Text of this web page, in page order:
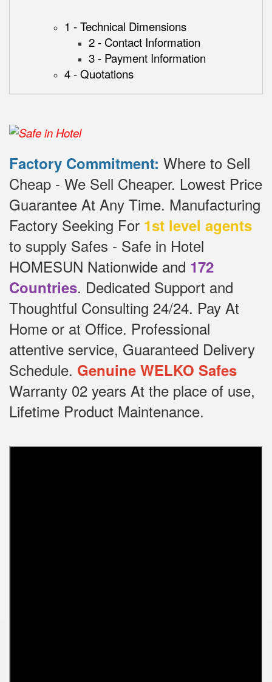
1 - Technical Dimensions
2 - Contact Information
3 - Payment Information
4 - Quotations
Factory Commitment: Where to Sell
Cheap - We Sell Cheaper. Lowest Price
Guarantee At Any Time. Manufacturing
Factory Seeking For 1st level agents
to supply Safes - Safe in Hotel
HOMESUN Nationwide and 172
Countries. Dedicated Support and
Thoughtful Consulting 24/24. Pay At
Home or at Office. Professional
attentive service, Guaranteed Delivery
Schedule. Genuine WELKO Safes
Warranty 02 years At the place of use,
Lifetime Product Maintenance.